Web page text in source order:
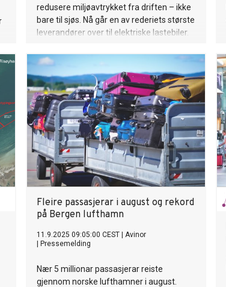
redusere miljøavtrykket fra driften – ikke
bare til sjøs. Nå går en av rederiets største
leverandører over til elektriske lastebiler.
Fleire passasjerar i august og rekord
på Bergen lufthamn
11.9.2025 09:05:00 CEST
Avinor
Pressemelding
Nær 5 millionar passasjerar reiste
gjennom norske lufthamner i august.